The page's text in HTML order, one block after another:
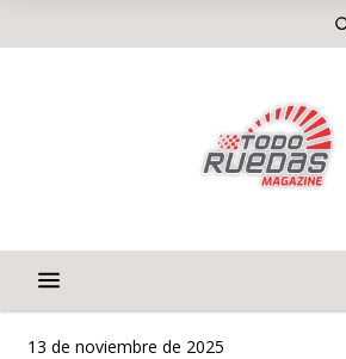
13 de noviembre de 2025